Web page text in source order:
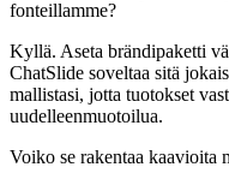
fonteillamme?
Kyllä. Aseta brändipaketti
ChatSlide soveltaa sitä
mallistasi, jotta tuotokset
uudelleenmuotoilua.
Voiko se rakentaa kaavioita